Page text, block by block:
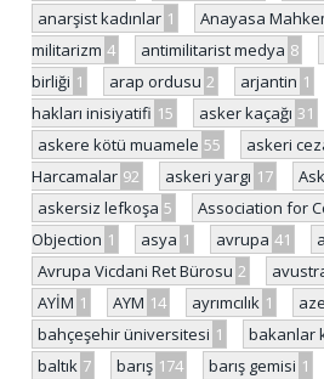
anarşist kadınlar 1 Anayasa
militarizm 4 antimilitarist medya 8
birliği 1 arap ordusu 2 arjantin 1
hakları inisiyatifi 15 asker kaçağı 31
askere kötü muamele 55 askeri
Harcamalar 92 askeri yargı 17
askersiz lefkoşa 5
Association for
Objection 1 asya 1 avrupa 41
Avrupa Vicdani Ret Bürosu 2
AYİM 1 AYM 14 ayrımcılık 1
bahçeşehir üniversitesi 1 bakanlar
baltık 7 barış 174 barış gemisi 1